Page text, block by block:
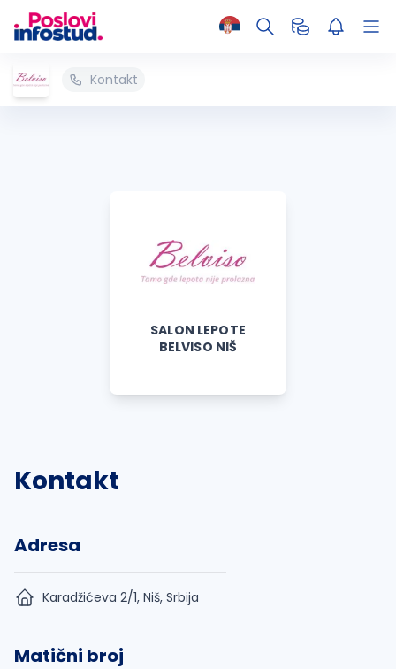
Kontakt
SALON LEPOTE
BELVISO NIŠ
Kontakt
Adresa
Karadžićeva 2/1, Niš, Srbija
Matični broj